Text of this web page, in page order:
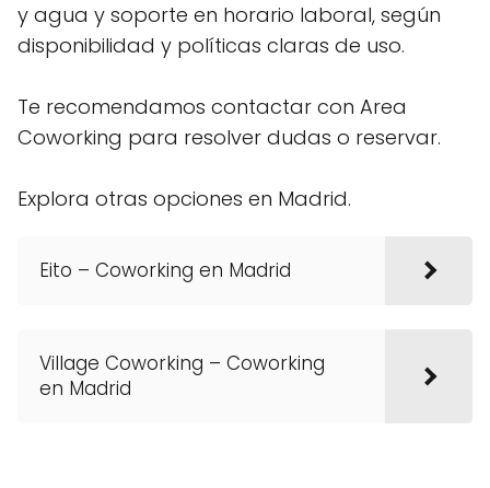
y agua y soporte en horario laboral, según
disponibilidad y políticas claras de uso.
Te recomendamos contactar con Area
Coworking para resolver dudas o reservar.
Explora otras opciones en Madrid.
Eito – Coworking en Madrid
Village Coworking – Coworking
en Madrid